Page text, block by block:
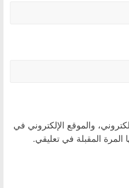
والموقع الإلكتروني في
المرة المقبلة في تعليقي.